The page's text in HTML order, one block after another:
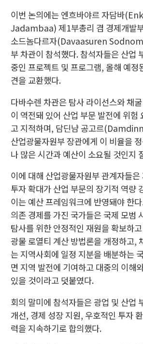
이번 논의에는 엔흐바야르 자담바
Jadambaa) 제1부총리 겸 경제개발
소드놈다르자(Davaasuren
부 차관이 참석했다. 참석자들은 산업
중인 프로젝트 및 프로그램, 올해 예정
견을 교환했다.
다바수렌 차관은 탐사 라이선스와 채
이 역전돼 있어 산업 부문 발전에 위험
고 지적하며, 담딘냠 공고르
산업광물자원부 장관에게 이 비율을
나 많은 시간과 예산이 소요될 것인지
이에 대해 산업광물자원부 관계자들
투자 확대가 산업 부문의 장기적 역량
이는 예산 프레임워크에 반영돼야 한
의존 경제를 가진 국가들은 국제 모범
탐사를 위한 안정적인 재원을 확보하
광물 로열티 계산 방법론을 개정하고,
는 지역사회에 일정 지분을 배분하는
면 지역 발전에 기여하고 대중의 이해
있을 것이라고 덧붙였다.
회의 말미에 참석자들은 광업 및 산업
개선, 경제 성장 지원, 우호적인 투자
력을 지속하기로 합의했다.